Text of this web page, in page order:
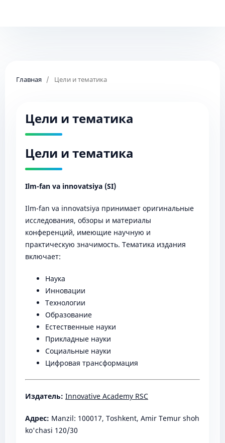
Главная / Цели и тематика
Цели и тематика
Цели и тематика
Ilm-fan va innovatsiya (SI)
Ilm-fan va innovatsiya принимает оригинальные
исследования, обзоры и материалы
конференций, имеющие научную и
практическую значимость. Тематика издания
включает:
Наука
Инновации
Технологии
Образование
Естественные науки
Прикладные науки
Социальные науки
Цифровая трансформация
Издатель: Innovative Academy RSC
Адрес: Manzil: 100017, Toshkent, Amir Temur shoh
ko'chasi 120/30